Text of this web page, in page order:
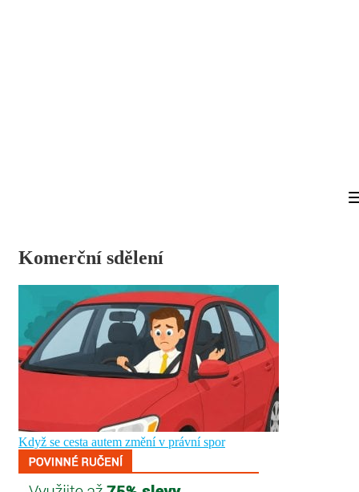
Komerční sdělení
Když se cesta autem změní v právní spor